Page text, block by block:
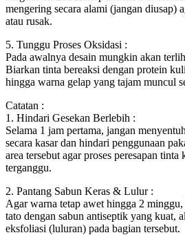
mengering secara alami (jangan diusap)
atau rusak.
5. Tunggu Proses Oksidasi :
Pada awalnya desain mungkin akan
Biarkan tinta bereaksi dengan protein
hingga warna gelap yang tajam muncul
Catatan :
1. Hindari Gesekan Berlebih :
Selama 1 jam pertama, jangan
secara kasar dan hindari penggunaan
area tersebut agar proses peresapan
terganggu.
2. Pantang Sabun Keras & Lulur :
Agar warna tetap awet hingga 2
tato dengan sabun antiseptik yang kuat,
eksfoliasi (luluran) pada bagian tersebut.